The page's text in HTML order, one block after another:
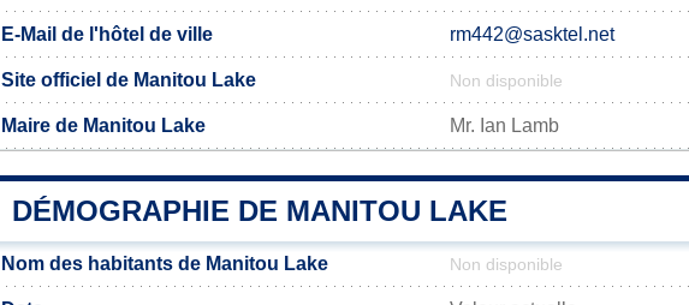
E-Mail de l'hôtel de ville rm442@sasktel.net
Site officiel de Manitou Lake Non disponible
Maire de Manitou Lake Mr. Ian Lamb
DÉMOGRAPHIE DE MANITOU LAKE
Nom des habitants de Manitou Lake Non disponible